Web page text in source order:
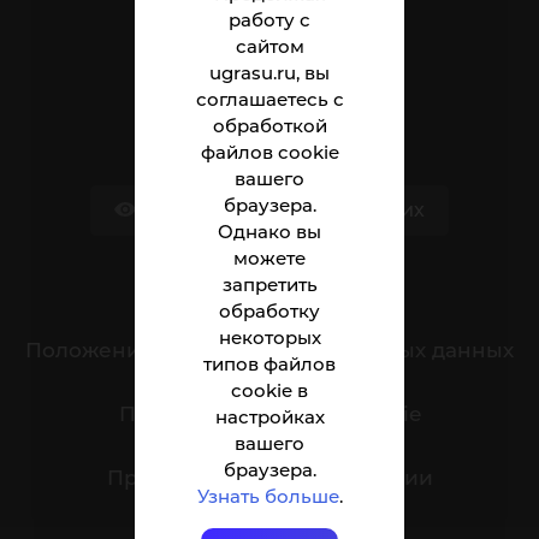
работу с
сайтом
ugrasu.ru, вы
соглашаетесь с
обработкой
файлов cookie
вашего
браузера.
Однако вы
можете
запретить
обработку
некоторых
типов файлов
cookie в
настройках
вашего
браузера.
Узнать больше.
Абитуриенту
Студенту
Сотруднику
Версия для слабовидящих
Обращения граждан
Положение о защите персональных данных
Политика обработки cookie
Противодействие коррупции